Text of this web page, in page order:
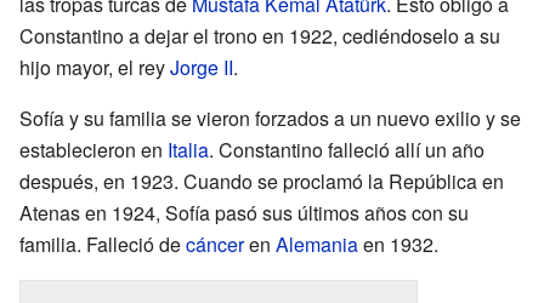
Constantino a dejar el trono en 1922, cediéndoselo a su
hijo mayor, el reyJorge II.
Sofía y su familia se vieron forzados a un nuevo exilio y se
establecieron en Italia. Constantino falleció allí un año
después, en 1923. Cuando se proclamó la República en
Atenas en 1924, Sofía pasó sus últimos años con su
familia. Falleció decánceren Alemaniaen 1932.